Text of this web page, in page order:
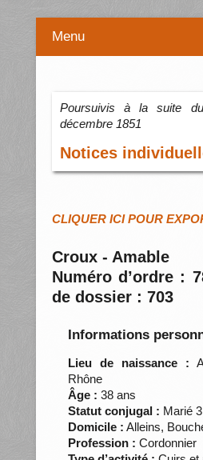
Menu
Poursuivis à la suite
décembre 1851
Notices
CLIQUER ICI POUR
Croux - Amable
Numéro d’ordre :
de dossier : 703
Informations
Lieu de naissance :
Rhône
Âge : 38 ans
Statut conjugal : Marié
Domicile : Alleins,
Profession : Cordonnier